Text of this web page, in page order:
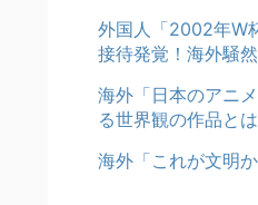
外国人「2002年W
接待発覚！海外騒
海外「日本のアニ
る世界観の作品と
海外「これが文明